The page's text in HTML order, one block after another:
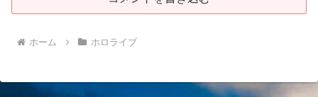
ホーム ホロライブ